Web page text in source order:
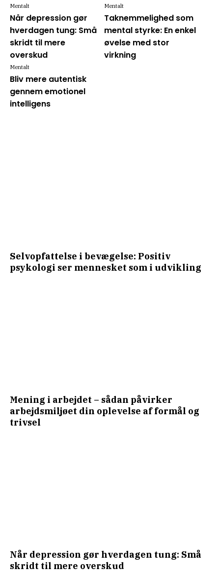
Når depression gør
hverdagen tung: Små
skridt til mere
overskud
Mentalt
Taknemmelighed som
mental styrke: En enkel
øvelse med stor
virkning
Mentalt
Bliv mere autentisk
gennem emotionel
intelligens
Mentalt
Selvopfattelse i bevægelse: Positiv
psykologi ser mennesket som i udvikling
Mening i arbejdet – sådan påvirker
arbejdsmiljøet din oplevelse af formål og
trivsel
Når depression gør hverdagen tung: Små
skridt til mere overskud